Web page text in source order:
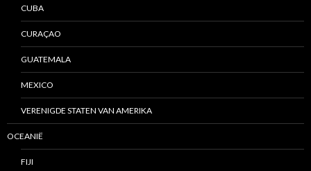
CUBA
CURAÇAO
GUATEMALA
MEXICO
VERENIGDE STATEN VAN AMERIKA
OCEANIË
FIJI